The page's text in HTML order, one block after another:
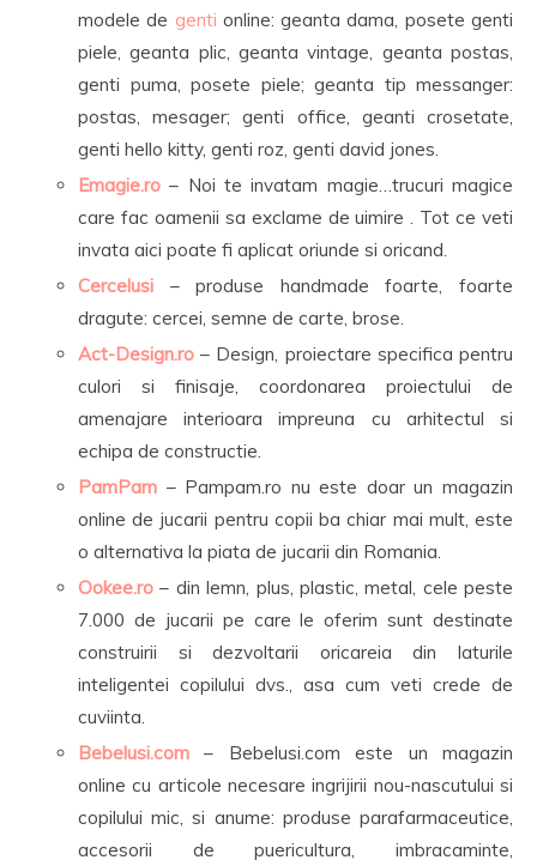
modele de genti online: geanta dama, posete genti
piele, geanta plic, geanta vintage, geanta postas,
genti puma, posete piele; geanta tip messanger:
postas, mesager; genti office, geanti crosetate,
genti hello kitty, genti roz, genti david jones.
Emagie.ro – Noi te invatam magie…trucuri magice
care fac oamenii sa exclame de uimire . Tot ce veti
invata aici poate fi aplicat oriunde si oricand.
Cercelusi – produse handmade foarte, foarte
dragute: cercei, semne de carte, brose.
Act-Design.ro – Design, proiectare specifica pentru
culori si finisaje, coordonarea proiectului de
amenajare interioara impreuna cu arhitectul si
echipa de constructie.
PamPam – Pampam.ro nu este doar un magazin
online de jucarii pentru copii ba chiar mai mult, este
o alternativa la piata de jucarii din Romania.
Ookee.ro – din lemn, plus, plastic, metal, cele peste
7.000 de jucarii pe care le oferim sunt destinate
construirii si dezvoltarii oricareia din laturile
inteligentei copilului dvs., asa cum veti crede de
cuviinta.
Bebelusi.com – Bebelusi.com este un magazin
online cu articole necesare ingrijirii nou-nascutului si
copilului mic, si anume: produse parafarmaceutice,
accesorii de puericultura, imbracaminte,